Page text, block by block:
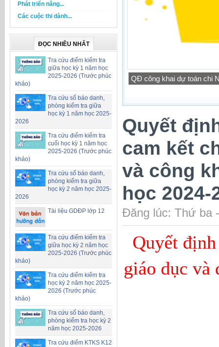
Phát triển năng...
Các cuộc thi dành...
ĐỌC NHIỀU NHẤT
Tra cứu điểm kiểm tra
giữa học kỳ 1 năm học
2025-2026 (Trước phúc
khảo)
Tra cứu số báo danh,
phòng kiểm tra giữa
học kỳ 1 năm học 2025-
2026
Tra cứu điểm kiểm tra
cuối học kỳ 1 năm học
2025-2026 (Trước phúc
khảo)
Tra cứu số báo danh,
phòng kiểm tra giữa
học kỳ 2 năm học 2025-
2026
Tài liệu GDĐP lớp 12
Tra cứu điểm kiểm tra
giữa học kỳ 2 năm học
2025-2026 (Trước phúc
khảo)
Tra cứu điểm kiểm tra
học kỳ 2 năm học 2025-
2026 (Trước phúc
khảo)
Tra cứu số báo danh,
phòng kiểm tra học kỳ 2
năm học 2025-2026
Tra cứu điểm KTKS K12
QĐ công khai dự toán chi
Quyết
cam kết
và công
học 2024-
Đăng lúc: Thứ ba
Quyết
giáo dục và